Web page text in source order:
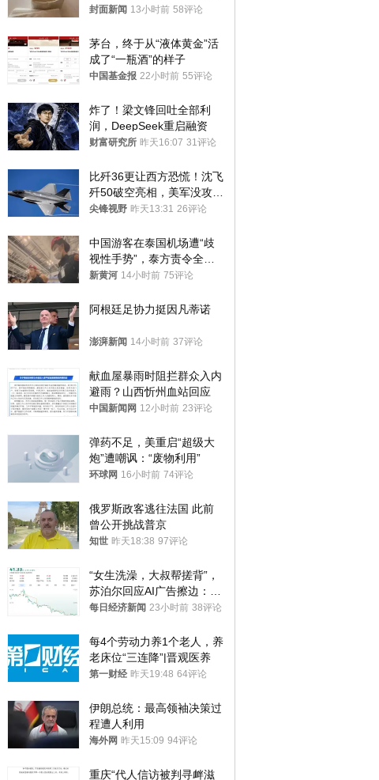
帖吐槽后酒店退还一半的
封面新闻 13小时前 58评论
茅台，终于从“液体黄金”活
成了“一瓶酒”的样子
中国基金报 22小时前 55评论
炸了！梁文锋回吐全部利
润，DeepSeek重启融资
财富研究所 昨天16:07 31评论
比歼36更让西方恐慌！沈飞
歼50破空亮相，美军没攻克
的技术被拿下
尖锋视野 昨天13:31 26评论
中国游客在泰国机场遭“歧
视性手势”，泰方责令全面
调查，对责任人采取最严厉
新黄河 14小时前 75评论
阿根廷足协力挺因凡蒂诺
澎湃新闻 14小时前 37评论
献血屋暴雨时阻拦群众入内
避雨？山西忻州血站回应
中国新闻网 12小时前 23评论
弹药不足，美重启“超级大
炮”遭嘲讽：“废物利用”
环球网 16小时前 74评论
俄罗斯政客逃往法国 此前
曾公开挑战普京
知世 昨天18:38 97评论
“女生洗澡，大叔帮搓背”，
苏泊尔回应AI广告擦边：视
频全下架，已强化内容管理
每日经济新闻 23小时前 38评论
每4个劳动力养1个老人，养
老床位“三连降”|晋观医养
第一财经 昨天19:48 64评论
伊朗总统：最高领袖决策过
程遭人利用
海外网 昨天15:09 94评论
重庆“代人信访被判寻衅滋